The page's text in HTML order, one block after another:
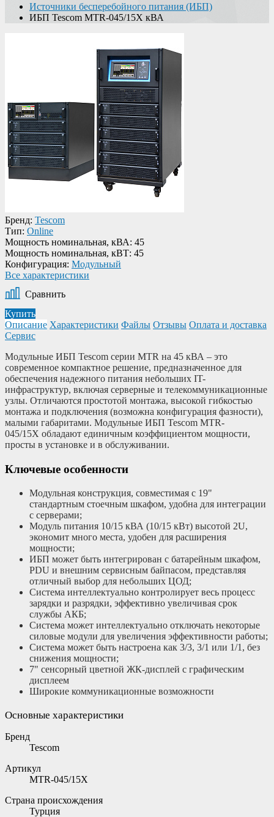
Источники бесперебойного питания (ИБП)
ИБП Tescom MTR-045/15X кВА
Бренд: Tescom
Тип: Online
Мощность номинальная, кВА: 45
Мощность номинальная, кВТ: 45
Конфигурация: Модульный
Все характеристики
Сравнить
Купить
Описание Характеристики Файлы Отзывы Оплата и доставка
Сервис
Модульные ИБП Tescom серии MTR на 45 кВА – это
современное компактное решение, предназначенное для
обеспечения надежного питания небольших IT-
инфраструктур, включая серверные и телекоммуникационные
узлы. Отличаются простотой монтажа, высокой гибкостью
монтажа и подключения (возможна конфигурация фазности),
малыми габаритами. Модульные ИБП Tescom MTR-
045/15X обладают единичным коэффициентом мощности,
просты в установке и в обслуживании.
Ключевые особенности
Модульная конструкция, совместимая с 19"
стандартным стоечным шкафом, удобна для интеграции
с серверами;
Модуль питания 10/15 кВА (10/15 кВт) высотой 2U,
экономит много места, удобен для расширения
мощности;
ИБП может быть интегрирован с батарейным шкафом,
PDU и внешним сервисным байпасом, представляя
отличный выбор для небольших ЦОД;
Система интеллектуально контролирует весь процесс
зарядки и разрядки, эффективно увеличивая срок
службы АКБ;
Система может интеллектуально отключать некоторые
силовые модули для увеличения эффективности работы;
Система может быть настроена как 3/3, 3/1 или 1/1, без
снижения мощности;
7" сенсорный цветной ЖК-дисплей с графическим
дисплеем
Широкие коммуникационные возможности
Основные характеристики
Бренд
Tescom
Артикул
MTR-045/15X
Страна происхождения
Турция